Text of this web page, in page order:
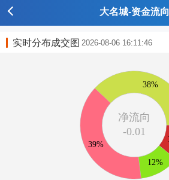
大名城-资金流向
实时分布成交图 2026-08-06 16:11:46